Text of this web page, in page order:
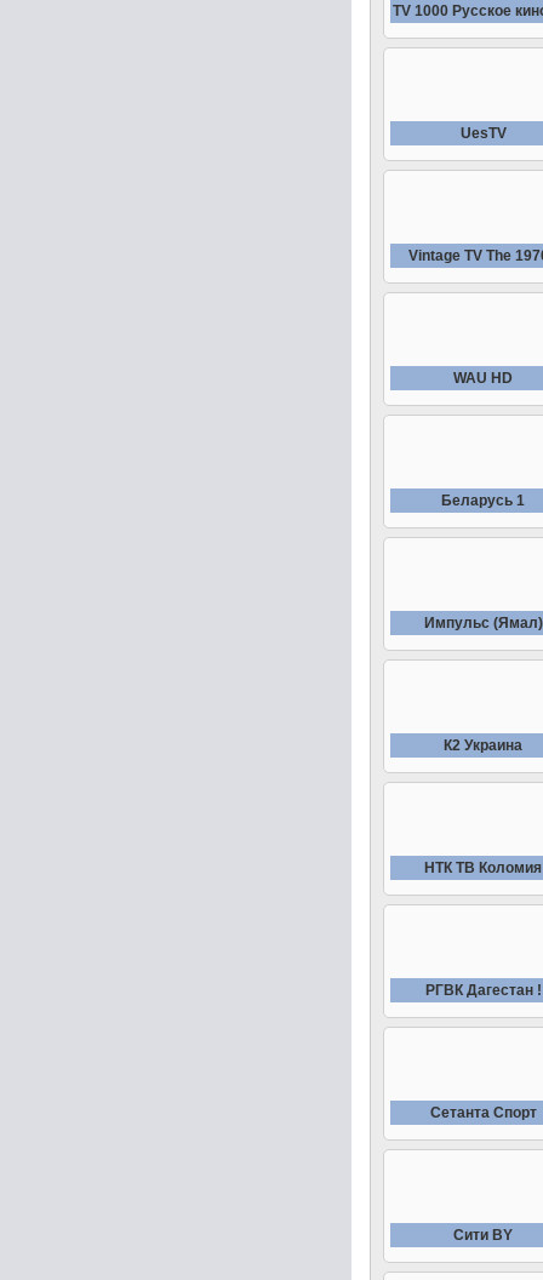
TV 1000 Русское
UesTV
Vintage TV The
WAU HD
Беларусь 1
Импульс (Ямал)
К2 Украина
НТК ТВ Коломия
РГВК Дагестан !
Сетанта Спорт
Сити BY